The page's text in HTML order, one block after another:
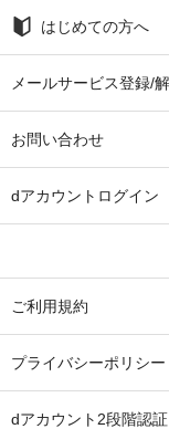
はじめての方へ
メールサービス登録/
お問い合わせ
dアカウントログイン
ご利用規約
プライバシーポリシー
dアカウント2段階認